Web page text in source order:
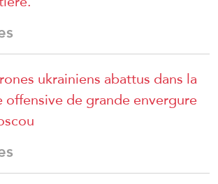
ukrainiens abattus dans la
offensive de grande envergure